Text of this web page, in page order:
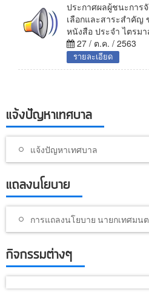
ประกาศผลผู้ชนะการ
เลือกและสาระสำคัญ
หนังสือ ประจำ ไตรม
27 / ต.ค. / 2563
รายละเอียด
แจ้งปัญหาเทศบาล
แจ้งปัญหาเทศบาล
แถลงนโยบาย
การแถลงนโยบาย นายกเทศมน
กิจกรรมต่างๆ